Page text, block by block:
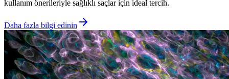
kullanım önerileriyle sağlıklı saçlar için ideal tercih.
Daha fazla bilgi edinin